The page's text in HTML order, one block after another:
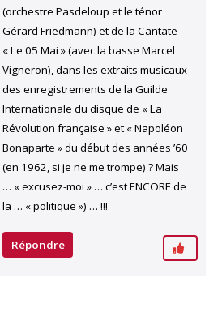
(orchestre Pasdeloup et le ténor
Gérard Friedmann) et de la Cantate
« Le 05 Mai » (avec la basse Marcel
Vigneron), dans les extraits musicaux
des enregistrements de la Guilde
Internationale du disque de « La
Révolution française » et « Napoléon
Bonaparte » du début des années ’60
(en 1962, si je ne me trompe) ? Mais
… « excusez-moi » … c’est ENCORE de
la … « politique ») … !!!
Répondre